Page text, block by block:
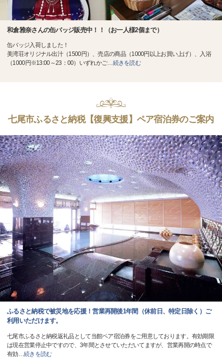
和倉雅奈さんの缶バッジ販売中！！（お一人様2個まで）
缶バッジ入荷しました！
美湾荘オリジナル出汁（1500円）、売店の商品（1000円以上お買い上げ）、入浴
（1000円※13:00～23：00）いずれかご…続きを読む
七尾市ふるさと納税【復興支援】ペア宿泊券のご案内
ふるさと納税で被災地を応援！営業再開後1年間（休前日、特定日除く）ご
利用いただけます。
七尾市ふるさと納税返礼品として当館ペア宿泊券をご用意しております。有効期限
は現在営業停止中ですので、3年間とさせていただいてますが、営業再開の時点で
有効…続きを読む